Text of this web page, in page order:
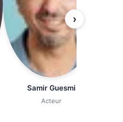
Samir Guesmi
Acteur
›